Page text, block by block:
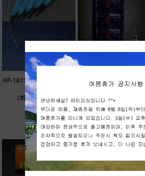
HF-1813 몬스터 대물 주간
찌
(회오리톱 적용)
12,000원
120원 적립
HF-1866 신형 4세대 하이
브리드
배터리 316 (5pcs)
5,000원
50원 적립